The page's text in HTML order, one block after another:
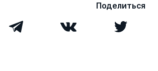
Поделиться